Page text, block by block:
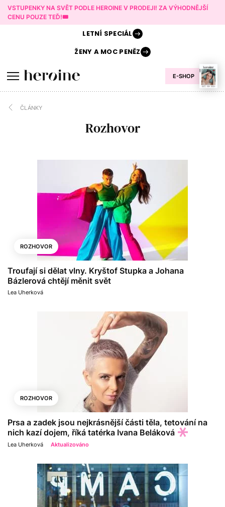
VSTUPENKY NA SVĚT PODLE HEROINE V PRODEJI! ZA VÝHODNĚJŠÍ
CENU POUZE TEĎ!🎟️
E-SHOP
LETNÍ SPECIÁL
ŽENY AMOC PENĚZ
ČLÁNKY
Rozhovor
ROZHOVOR
Troufají si dělat vlny. Kryštof Stupka a Johana
Bázlerová chtějí měnit svět
Lea Uherková
ROZHOVOR
Prsa a zadek jsou nejkrásnější části těla, tetování na
nich kazí dojem, říká tatérka Ivana Beláková
Lea Uherková Aktualizováno